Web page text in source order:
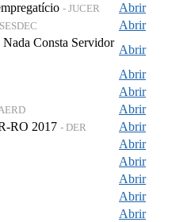
- JUCER
Abrir
Abrir
Consta Servidor
Abrir
Abrir
Abrir
Abrir
RO 2017 - DER
Abrir
Abrir
Abrir
Abrir
Abrir
Abrir